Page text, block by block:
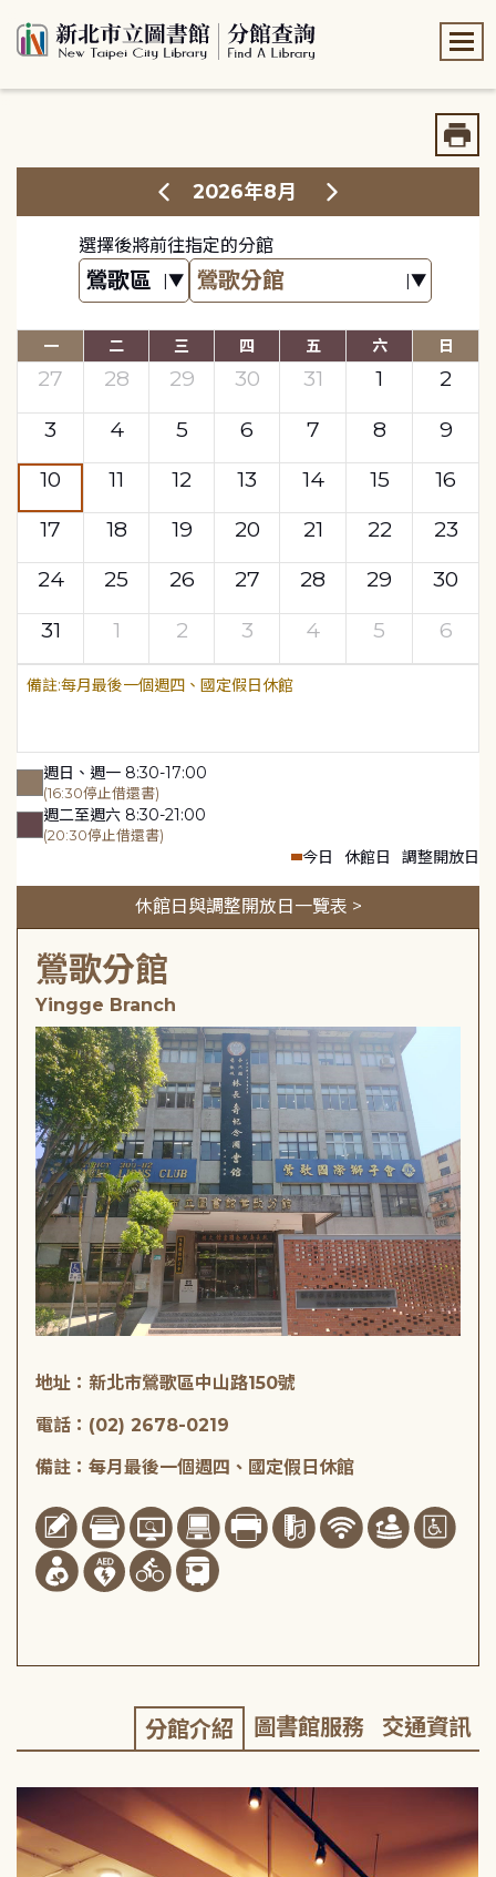
2026年8月
選擇後將前往指定的分館
一 二 三 四 五 六 日
27 28 29 30 31 1
2
3
4 5 6 7 8
9
10
11 12 13 14 15
16
17
18 19 20 21 22
23
24
25 26 27 28 29
30
31
1 2 3 4 5 6
每月最後一個週四、國定假日休館
週日、週一 8:30-17:00
(16:30停止借還書)
週二至週六 8:30-21:00
(20:30停止借還書)
今日 休館日 調整開放日
休館日與調整開放日一覽表 >
鶯歌分館
Yingge Branch
地址：新北市鶯歌區中山路150號
電話：(02) 2678-0219
備註：每月最後一個週四、國定假日休館
分館介紹 圖書館服務 交通資訊